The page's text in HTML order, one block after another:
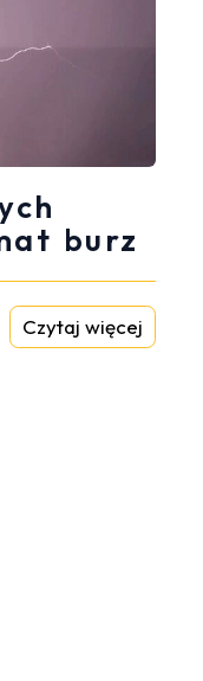
burz
Czytaj więcej